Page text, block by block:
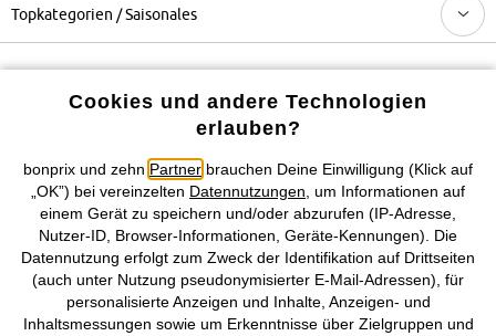
Topkategorien / Saisonales
Preisangaben inkl. gesetzl. MwSt. und zzgl.Service- &
Versandkosten
AGB Datenschutz Cookie-Einstellungen Impressum
Vertrag widerrufen
Cookies und andere Technologien
erlauben?
bonprix und zehn Partner brauchen Deine Einwilligung (Klick auf
„OK”) bei vereinzelten Datennutzungen , um Informationen auf
einem Gerät zu speichern und/oder abzurufen (IP-Adresse,
Nutzer-ID, Browser-Informationen, Geräte-Kennungen). Die
Datennutzung erfolgt zum Zweck der Identifikation auf Drittseiten
(auch unter Nutzung pseudonymisierter E-Mail-Adressen), für
personalisierte Anzeigen und Inhalte, Anzeigen- und
Inhaltsmessungen sowie um Erkenntnisse über Zielgruppen und